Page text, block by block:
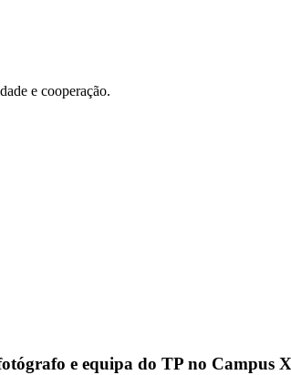
e cooperação.
e equipa do TP no Campus